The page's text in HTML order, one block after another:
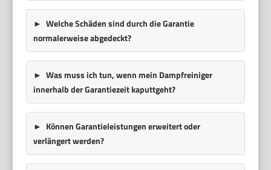
Welche Schäden sind durch die Garantie
normalerweise abgedeckt?
Was muss ich tun, wenn mein Dampfreiniger
innerhalb der Garantiezeit kaputtgeht?
Können Garantieleistungen erweitert oder
verlängert werden?